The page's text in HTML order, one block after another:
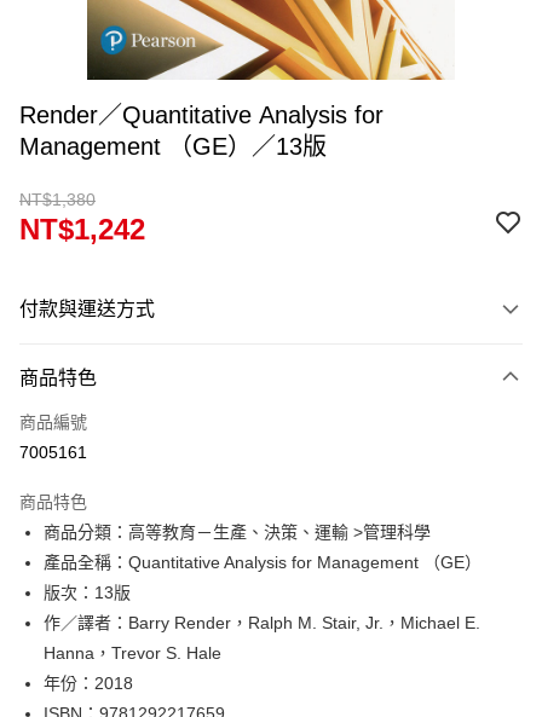
Render／Quantitative Analysis for
Management （GE）／13版
NT$1,380
NT$1,242
付款與運送方式
信用卡一次付款
超商取貨付款
Google Pay
ATM付款
運送方式
商品特色
商品編號
7005161
商品特色
商品分類：高等教育－生產、決策、運輸 >管理科學
產品全稱：Quantitative Analysis for Management （GE）
版次：13版
作／譯者：Barry Render，Ralph M. Stair, Jr.，Michael E.
Hanna，Trevor S. Hale
年份：2018